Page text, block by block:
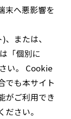
末へ悪影響を
または、
「個別に
い。 Cookie
でも本サイト
がご利用でき
さい。